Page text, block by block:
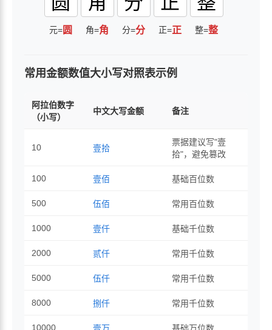
元=圆 角=角 分=分 正=正 整=整
常用金额数值大小写对照表示例
阿拉伯数字
（小写）
中文大写金额 备注
10 壹拾
票据建议写"壹
拾"，避免篡改
100 壹佰 基础百位数
500 伍佰 常用百位数
1000 壹仟 基础千位数
2000 贰仟 常用千位数
5000 伍仟 常用千位数
8000 捌仟 常用千位数
10000